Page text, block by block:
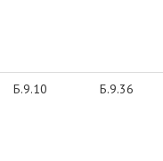
Б.9.10 Б.9.36